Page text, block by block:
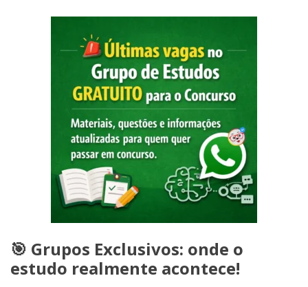
🎯 Grupos Exclusivos: onde o
estudo realmente acontece!